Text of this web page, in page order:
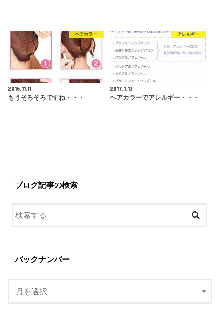
ヘアカラー
2016.11.11
もうそろそろですね・・・
アレルギー
2017.1.13
ヘアカラーでアレルギー・・・
ブログ記事の検索
バックナンバー